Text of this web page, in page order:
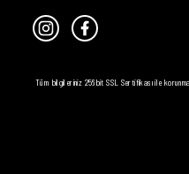
Tüm bilgileriniz 256bit SSL Sertifikası ile